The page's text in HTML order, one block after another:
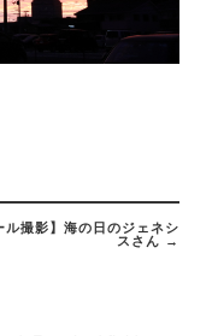
ル撮影】海の日のジェネシ
スさん →